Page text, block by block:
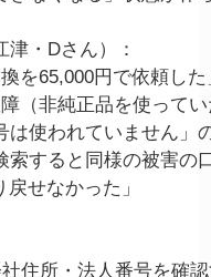
・Dさん）：
を65,000円で依頼した
（非純正品を使って
使われていません」
すると同様の被害の
住所・法人番号を確